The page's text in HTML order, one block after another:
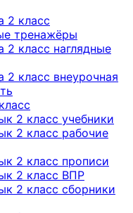
2 класс
тренажёры
2 класс наглядные
2 класс внеурочная
2 класс учебники
2 класс рабочие
2 класс прописи
2 класс ВПР
2 класс сборники